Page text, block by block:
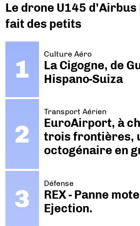
Le drone U145
fait des petits
Culture Aéro
La Cigogne, de
Hispano-Suiza
Transport Aérien
EuroAirport, à
trois frontières,
octogénaire en
Défense
REX - Panne
Ejection.